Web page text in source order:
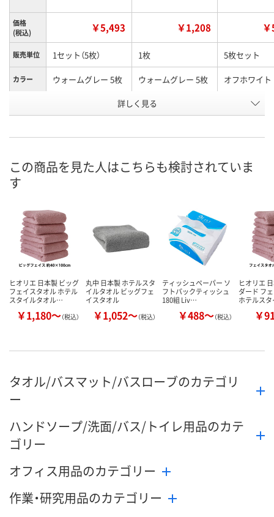
価格
(税込)
￥5,493 ￥1,208
販売単位 1セット（5枚） 1枚 5枚セット
カラー ウォームグレー 5枚 ウォームグレー 5枚 オフホワイト
XN25094 P637226
8月8日（土）
カゴへ カ
詳しく見る
この商品を見た人はこちらも検討されていま
す
ヒオリエ 日本製 ビッグ
フェイスタオル ホテル
スタイルタオル…
￥1,180～（税込）
丸中 日本製 ホテルスタ
イルタオル ビッグフェ
イスタオル
￥1,052～（税込）
ティッシュペーパー ソ
フトパックティッシュ
180組 Liv…
￥488～（税込）
ヒオリエ
ダード フ
ホテルス
￥
タオル/バスマット/バスローブのカテゴリ
ー
ハンドソープ/洗面/バス/トイレ用品のカテ
ゴリー
オフィス用品のカテゴリー
作業・研究用品のカテゴリー